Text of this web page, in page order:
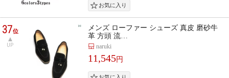
37位
UP
メンズ ローファー シューズ 真皮 磨砂牛
革 方頭 流…
naruki
11,545円